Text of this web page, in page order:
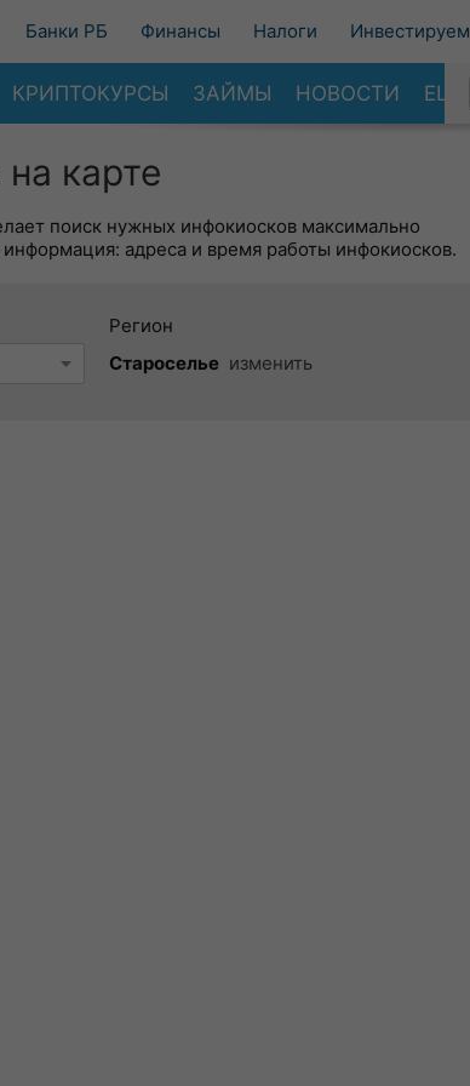
Банки РБ Финансы Налоги Инвестируем
КРИПТОКУРСЫ ЗАЙМЫ НОВОСТИ ЕЩЕ
карте
поиск нужных инфокиосков максимально
адреса и время работы инфокиосков.
Регион
Староселье изменить